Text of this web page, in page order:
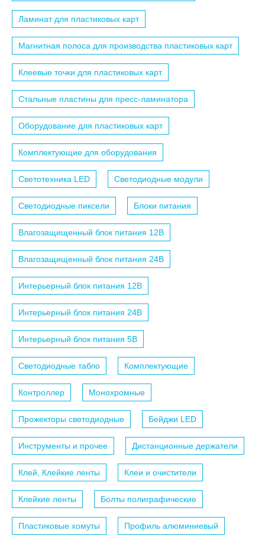
Ламинат для пластиковых карт
Магнитная полоса для производства пластиковых карт
Клеевые точки для пластиковых карт
Стальные пластины для пресс-ламинатора
Оборудование для пластиковых карт
Комплектующие для оборудования
Светотехника LED Светодиодные модули
Светодиодные пиксели Блоки питания
Влагозащищенный блок питания 12B
Влагозащищенный блок питания 24B
Интерьерный блок питания 12B
Интерьерный блок питания 24B
Интерьерный блок питания 5B
Светодиодные табло Комплектующие
Контроллер Монохромные
Прожекторы светодиодные Бейджи LED
Инструменты и прочее Дистанционные держатели
Клей, Клейкие ленты Клеи и очистители
Клейкие ленты Болты полиграфические
Пластиковые хомуты Профиль алюминиевый